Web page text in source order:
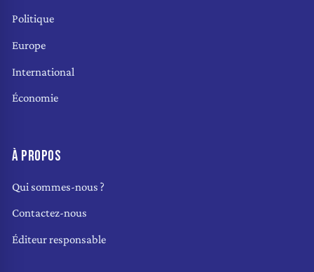
Politique
Europe
International
Économie
À PROPOS
Qui sommes-nous ?
Contactez-nous
Éditeur responsable